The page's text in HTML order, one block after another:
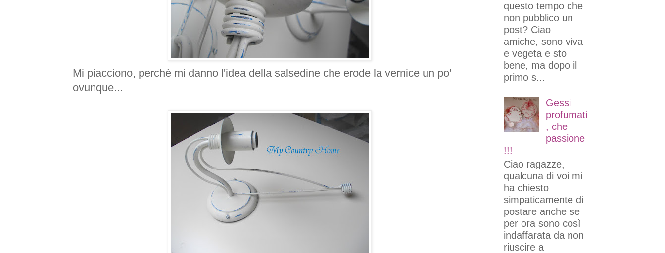
Mi piacciono, perchè mi danno l'idea della salsedine che erode la vernice un po'
ovunque...
questo tempo che
non pubblico un
post? Ciao
amiche, sono viva
e vegeta e sto
bene, ma dopo il
primo s...
Gessi
profumati
, che
passione
!!!
Ciao ragazze,
qualcuna di voi mi
ha chiesto
simpaticamente di
postare anche se
per ora sono così
indaffarata da non
riuscire a